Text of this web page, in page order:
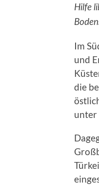
Hilfe
Im
und
die
unter